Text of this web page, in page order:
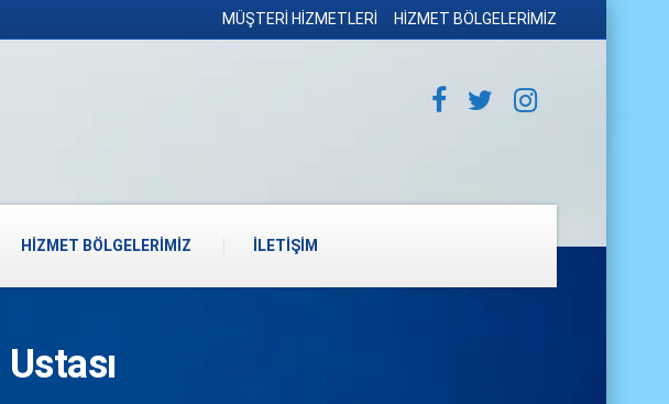
MÜŞTERİ HİZMETLERİ HİZMET BÖLGELERİMİZ
HİZMET BÖLGELERİMİZ İLETİŞİM